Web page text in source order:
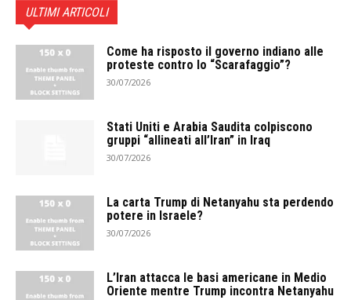
ULTIMI ARTICOLI
Come ha risposto il governo indiano alle
proteste contro lo “Scarafaggio”?
30/07/2026
Stati Uniti e Arabia Saudita colpiscono
gruppi “allineati all’Iran” in Iraq
30/07/2026
La carta Trump di Netanyahu sta perdendo
potere in Israele?
30/07/2026
L’Iran attacca le basi americane in Medio
Oriente mentre Trump incontra Netanyahu